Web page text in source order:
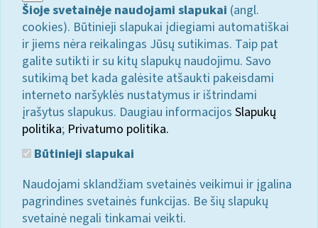
Šioje svetainėje naudojami slapukai (angl.
cookies). Būtinieji slapukai įdiegiami automatiškai
ir jiems nėra reikalingas Jūsų sutikimas. Taip pat
galite sutikti ir su kitų slapukų naudojimu. Savo
sutikimą bet kada galėsite atšaukti pakeisdami
interneto naršyklės nustatymus ir ištrindami
įrašytus slapukus. Daugiau informacijos Slapukų
politika; Privatumo politika.
Būtinieji slapukai
Naudojami sklandžiam svetainės veikimui ir įgalina
pagrindines svetainės funkcijas. Be šių slapukų
svetainė negali tinkamai veikti.